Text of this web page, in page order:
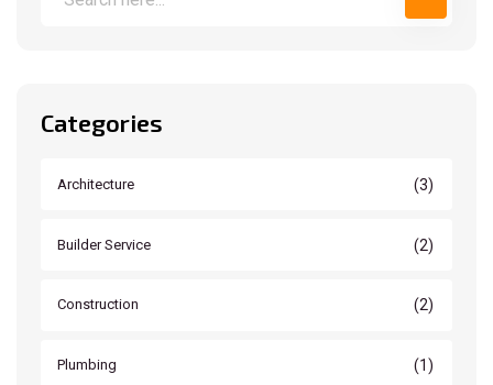
Categories
Architecture (3)
Builder Service (2)
Construction (2)
Plumbing (1)